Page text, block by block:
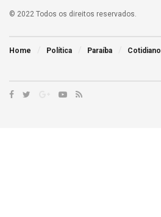
© 2022 Todos os direitos reservados.
Home Política Paraíba Cotidiano